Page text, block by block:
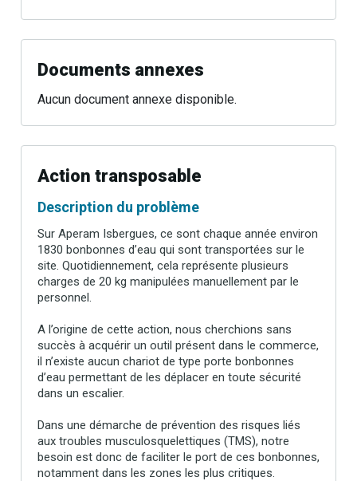
Documents annexes
Aucun document annexe disponible.
Action transposable
Description du problème
Sur Aperam Isbergues, ce sont chaque année environ
1830 bonbonnes d’eau qui sont transportées sur le
site. Quotidiennement, cela représente plusieurs
charges de 20 kg manipulées manuellement par le
personnel.
A l’origine de cette action, nous cherchions sans
succès à acquérir un outil présent dans le commerce,
il n’existe aucun chariot de type porte bonbonnes
d’eau permettant de les déplacer en toute sécurité
dans un escalier.
Dans une démarche de prévention des risques liés
aux troubles musculosquelettiques (TMS), notre
besoin est donc de faciliter le port de ces bonbonnes,
notamment dans les zones les plus critiques.